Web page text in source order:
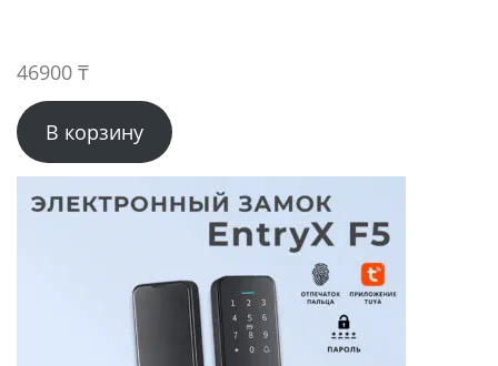
46900 ₸
В корзину